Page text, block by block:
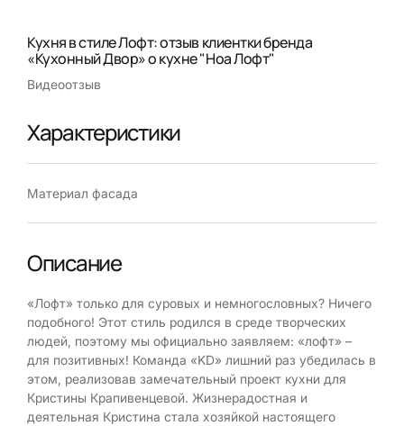
Кухня в стиле Лофт: отзыв клиентки бренда
«Кухонный Двор» о кухне "Ноа Лофт"
Видеоотзыв
Характеристики
Материал фасада
Описание
«Лофт» только для суровых и немногословных? Ничего
подобного! Этот стиль родился в среде творческих
людей, поэтому мы официально заявляем: «лофт» –
для позитивных! Команда «KD» лишний раз убедилась в
этом, реализовав замечательный проект кухни для
Кристины Крапивенцевой. Жизнерадостная и
деятельная Кристина стала хозяйкой настоящего